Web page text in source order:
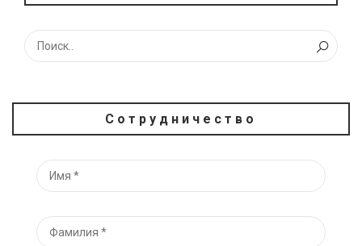
Сотрудничество